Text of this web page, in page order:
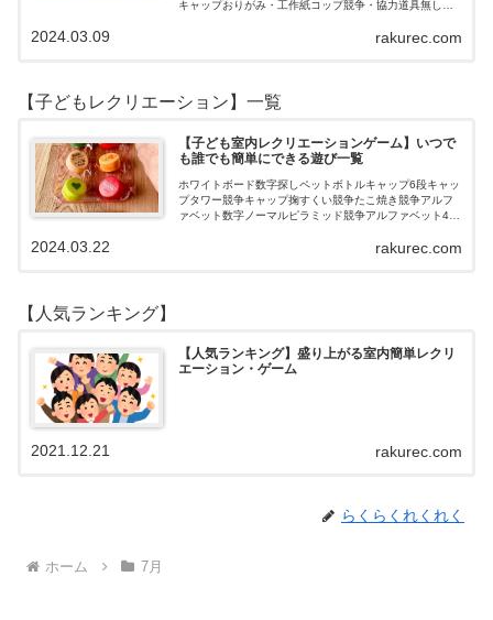
キャップおりがみ・工作紙コップ競争・協力道具無し・
ロおはじき体操スライム脳トレ無料素材Yo…rakurec.com
2024.03.09
【子どもレクリエーション】一覧
【子ども室内レクリエーションゲーム】いつで
も誰でも簡単にできる遊び一覧
ホワイトボード数字探しペットボトルキャップ6段キャッ
プタワー競争キャップ掬すくい競争たこ焼き競争アルフ
ァベット数字ノーマルピラミッド競争アルファベット4段
rakurec.com
2024.03.22
【人気ランキング】
【人気ランキング】盛り上がる室内簡単レクリ
エーション・ゲーム
rakurec.com
2021.12.21
らくらくれくれく
ホーム 7月